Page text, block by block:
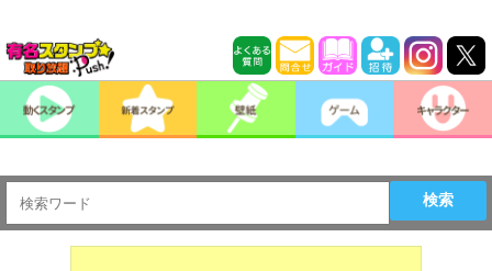
検索